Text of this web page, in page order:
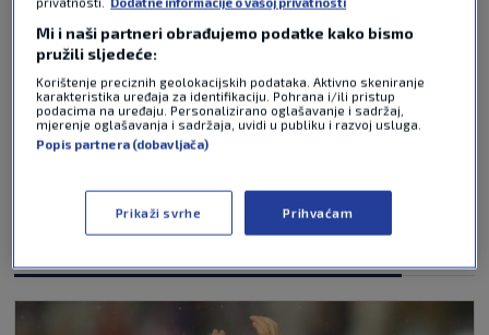
Pošalji
Mi i naši partneri obrađujemo podatke kako bismo
pružili sljedeće:
Korištenje preciznih geolokacijskih podataka. Aktivno skeniranje
karakteristika uređaja za identifikaciju. Pohrana i/ili pristup
podacima na uređaju. Personalizirano oglašavanje i sadržaj,
mjerenje oglašavanja i sadržaja, uvidi u publiku i razvoj usluga.
Popis partnera (dobavljača)
Prikaži svrhe Prihvaćam